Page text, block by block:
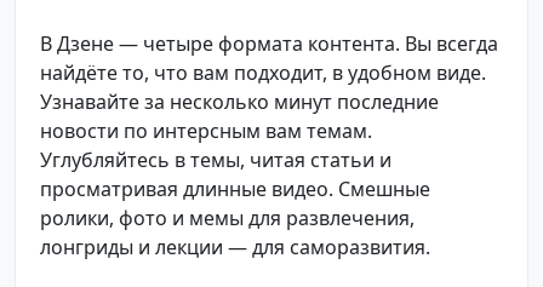
В Дзене — четыре формата контента. Вы всегда
найдёте то, что вам подходит, в удобном виде.
Узнавайте за несколько минут последние
новости по интерсным вам темам.
Углубляйтесь в темы, читая статьи и
просматривая длинные видео. Смешные
ролики, фото и мемы для развлечения,
лонгриды и лекции — для саморазвития.